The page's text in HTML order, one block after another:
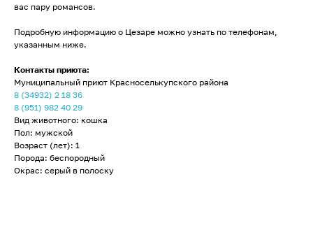
вас пару романсов.
Подробную информацию о Цезаре можно узнать по телефонам,
указанным ниже.
Контакты приюта:
Муниципальный приют Красноселькупского района
8 (34932) 2 18 36
8 (951) 982 40 29
Вид животного: кошка
Пол: мужской
Возраст (лет): 1
Порода: беспородный
Окрас: серый в полоску